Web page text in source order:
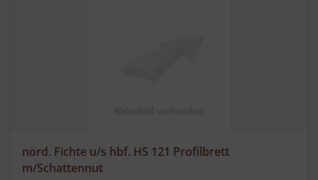
nord. Fichte u/s hbf. HS 121 Profilbrett
m/Schattennut